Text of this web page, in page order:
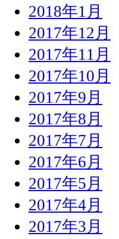
2018年1月
2017年12月
2017年11月
2017年10月
2017年9月
2017年8月
2017年7月
2017年6月
2017年5月
2017年4月
2017年3月